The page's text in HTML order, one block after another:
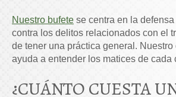
Nuestro bufete se centra en la
contra los delitos relacionados con el
de tener una práctica general. Nuestro
ayuda a entender los matices de cada
¿CUÁNTO CUESTA